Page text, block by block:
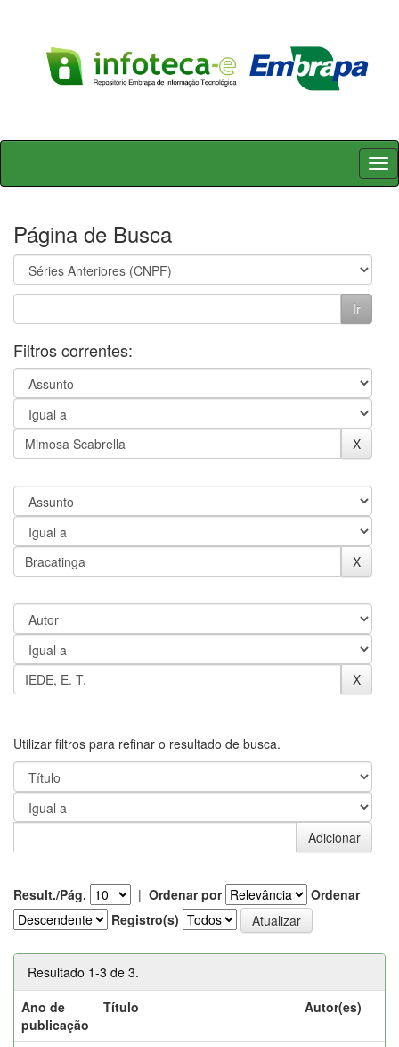
Skip
Página de Busca
Filtros correntes:
Utilizar filtros para refinar o resultado de busca.
Result./Pág. | Ordenar por
Ordenar
Registro(s)
Resultado 1-3 de 3.
Ano de
publicação
Título Autor(es)